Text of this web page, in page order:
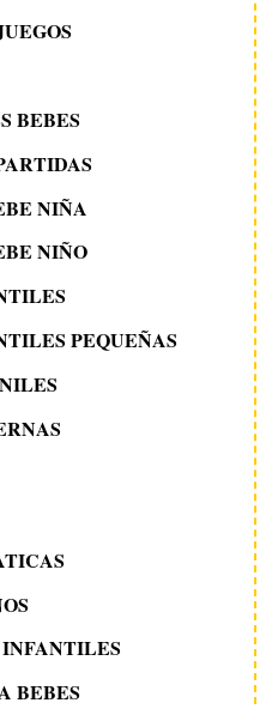
BEBES
NIÑA
NIÑO
PEQUEÑAS
BEBES